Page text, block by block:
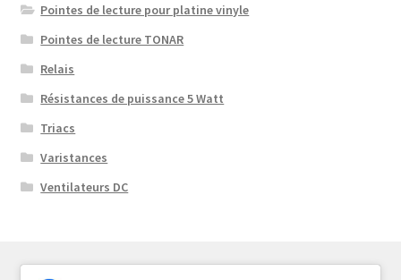
Pointes de lecture pour platine vinyle
Pointes de lecture TONAR
Relais
Résistances de puissance 5 Watt
Triacs
Varistances
Ventilateurs DC